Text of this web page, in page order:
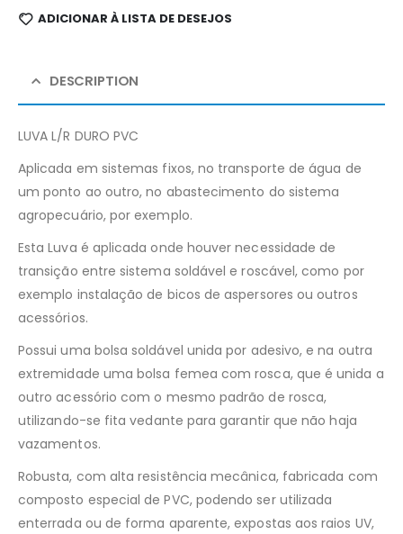
ADICIONAR À LISTA DE DESEJOS
DESCRIPTION
LUVA L/R DURO PVC
Aplicada em sistemas fixos, no transporte de água de
um ponto ao outro, no abastecimento do sistema
agropecuário, por exemplo.
Esta Luva é aplicada onde houver necessidade de
transição entre sistema soldável e roscável, como por
exemplo instalação de bicos de aspersores ou outros
acessórios.
Possui uma bolsa soldável unida por adesivo, e na outra
extremidade uma bolsa femea com rosca, que é unida a
outro acessório com o mesmo padrão de rosca,
utilizando-se fita vedante para garantir que não haja
vazamentos.
Robusta, com alta resistência mecânica, fabricada com
composto especial de PVC, podendo ser utilizada
enterrada ou de forma aparente, expostas aos raios UV,